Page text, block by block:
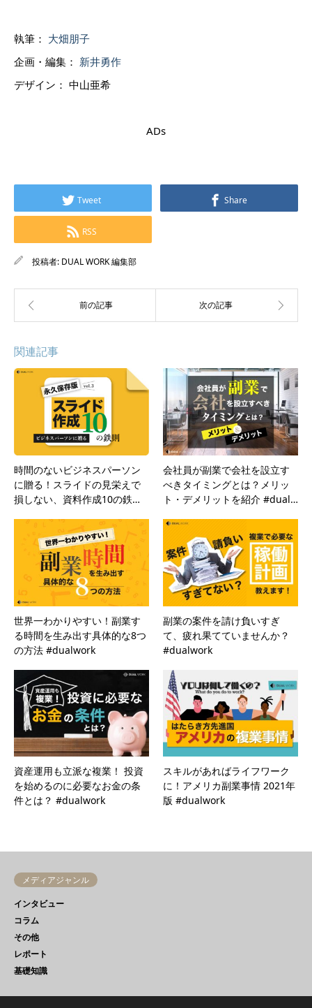
執筆： 大畑朋子
企画・編集： 新井勇作
デザイン： 中山亜希
ADs
Tweet Share
RSS
投稿者: DUAL WORK 編集部
関連記事
時間のないビジネスパーソン
に贈る！スライドの見栄えで
損しない、資料作成10の鉄…
会社員が副業で会社を設立す
べきタイミングとは？メリッ
ト・デメリットを紹介 #dual…
世界一わかりやすい！副業す
る時間を生み出す具体的な8つ
の方法 #dualwork
副業の案件を請け負いすぎ
て、疲れ果てていませんか？
#dualwork
資産運用も立派な複業！ 投資
を始めるのに必要なお金の条
件とは？ #dualwork
スキルがあればライフワーク
に！アメリカ副業事情 2021年
版 #dualwork
メディアジャンル
インタビュー
コラム
その他
レポート
基礎知識